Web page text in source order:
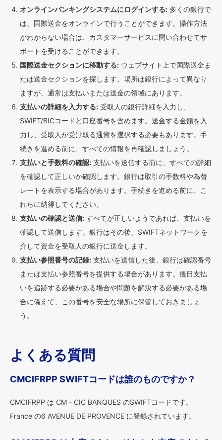
オンラインバンキングシステムにログインする: 多くの銀行で
は、国際送金をオンラインで行うことができます。操作方法
がわからない場合は、カスタマーサービスに問い合わせてサ
ポートを受けることができます。
国際送金セクションに移動する: ウェブサイト上で国際送金ま
たは送金セクションを探します。場所は銀行によって異なり
ますが、通常は支払いまたは送金の領域にあります。
支払いの詳細を入力する: 受取人の銀行詳細を入力し、
SWIFT/BICコードと口座番号を含めます。送金する金額を入
力し、受取人が受け取る通貨を選択する必要もあります。手
続きを進める前に、すべての情報を再確認しましょう。
支払いと手数料の確認: 支払いを送信する前に、すべての詳細
を確認して正しいか確認します。銀行は取引の手数料や為替
レートを表示する場合があります。手続きを進める前に、こ
れらに納得してください。
支払いの確認と送信: すべてが正しいようであれば、支払いを
確認して送信します。銀行はその後、SWIFTネットワークを
介して資金を受取人の銀行に送金します。
支払い参照番号の記録: 支払いを送信した後、銀行は確認番号
または支払い参照番号を提供する場合があります。後日支払
いを追跡する必要がある場合や問題を解決する必要がある場
合に備えて、この番号を安全な場所に保管しておきましょ
う。
よくある質問
CMCIFRPP SWIFTコードは誰のものですか？
CMCIFRPP は CM - CIC BANQUES のSWIFTコードです。
France の6 AVENUE DE PROVENCE に登録されています。